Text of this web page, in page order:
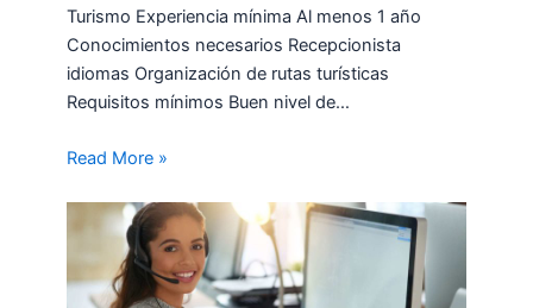
Turismo Experiencia mínima Al menos 1 año
Conocimientos necesarios Recepcionista
idiomas Organización de rutas turísticas
Requisitos mínimos Buen nivel de…
Read More »